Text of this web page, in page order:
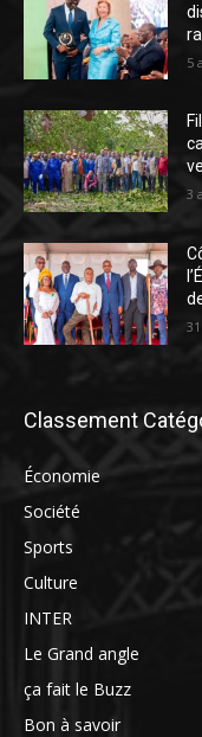
5
3
Classement
Économie
Société
Sports
Culture
INTER
Le Grand angle
ça fait le Buzz
Bon à savoir